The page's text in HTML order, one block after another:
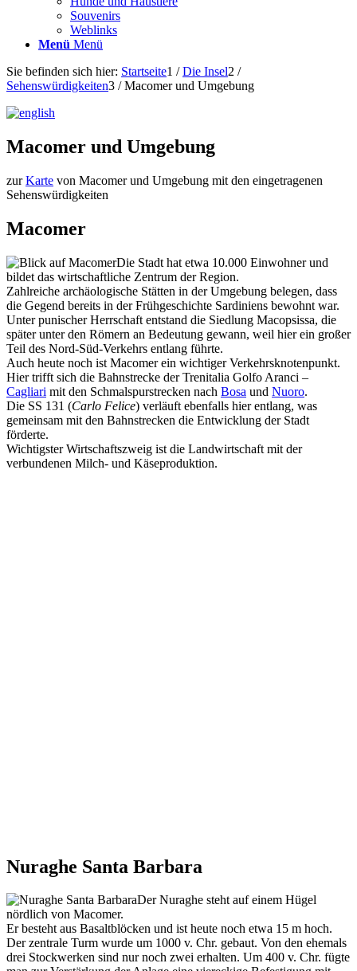
Souvenirs
Weblinks
Menü Menü
Sie befinden sich hier: Startseite1 / Die Insel2 /
Sehenswürdigkeiten3 / Macomer und Umgebung
Macomer und Umgebung
zurKarte von Macomer und Umgebung mit den eingetragenen
Sehenswürdigkeiten
Macomer
Die Stadt hat etwa 10.000 Einwohner und
bildet das wirtschaftliche Zentrum der Region.
Zahlreiche archäologische Stätten in der Umgebung belegen, dass
die Gegend bereits in der Frühgeschichte Sardiniens bewohnt war.
Unter punischer Herrschaft entstand die Siedlung Macopsissa, die
später unter den Römern an Bedeutung gewann, weil hier ein großer
Teil des Nord-Süd-Verkehrs entlang führte.
Auch heute noch ist Macomer ein wichtiger Verkehrsknotenpunkt.
Hier trifft sich die Bahnstrecke der Trenitalia Golfo Aranci –
Cagliari mit den Schmalspurstrecken nach Bosa und Nuoro.
Die SS 131 (Carlo Felice) verläuft ebenfalls hier entlang, was
gemeinsam mit den Bahnstrecken die Entwicklung der Stadt
förderte.
Wichtigster Wirtschaftszweig ist die Landwirtschaft mit der
verbundenen Milch- und Käseproduktion.
Nuraghe Santa Barbara
Der Nuraghe steht auf einem Hügel
nördlich von Macomer.
Er besteht aus Basaltblöcken und ist heute noch etwa 15 m hoch.
Der zentrale Turm wurde um 1000 v. Chr. gebaut. Von den ehemals
drei Stockwerken sind nur noch zwei erhalten. Um 400 v. Chr. fügte